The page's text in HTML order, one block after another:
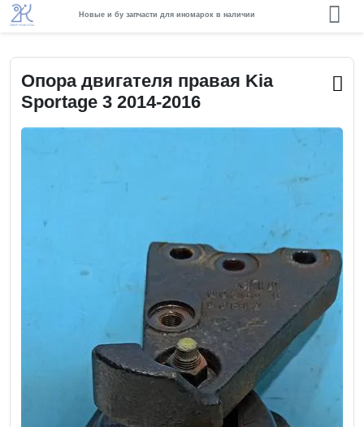
Новые и бу запчасти для иномарок в наличии
Опора двигателя правая Kia
Sportage 3 2014-2016